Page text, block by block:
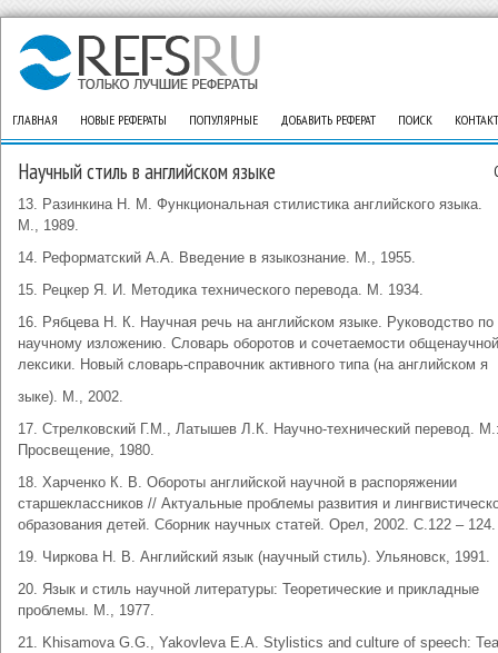
ГЛАВНАЯ НОВЫЕ РЕФЕРАТЫ ПОПУЛЯРНЫЕ ДОБАВИТЬ РЕФЕРАТ ПОИСК
Научный стиль в английском языке
13. Разинкина Н. М. Функциональная стилистика английского языка.
М., 1989.
14. Реформатский А.А. Введение в языкознание. М., 1955.
15. Рецкер Я. И. Методика технического перевода. М. 1934.
16. Рябцева Н. К. Научная речь на английском языке. Руководство по
научному изложению. Словарь оборотов и сочетаемости общенаучной
лексики. Новый словарь-справочник активного типа (на английском я
зыке). М., 2002.
17. Стрелковский Г.М., Латышев Л.К. Научно-технический перевод.
Просвещение, 1980.
18. Харченко К. В. Обороты английской научной в распоряжении
старшеклассников // Актуальные проблемы развития и
образования детей. Сборник научных статей. Орел, 2002. С.122 – 124.
19. Чиркова Н. В. Английский язык (научный стиль). Ульяновск, 1991.
20. Язык и стиль научной литературы: Теоретические и прикладные
проблемы. М., 1977.
21. Khisamova G.G., Yakovleva E.A. Stylistics and culture of speech: